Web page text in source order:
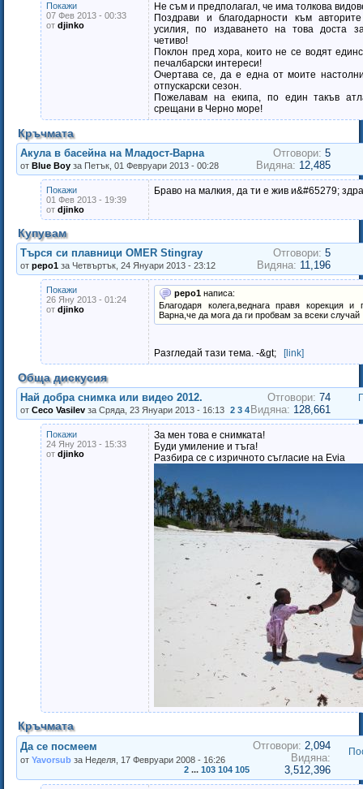
Покажи
07 Фев 2013 - 00:33
от djinko
Не съм и предполагал, че има толкова
Поздрави и благодарности към
усилия, по издаването на това доста
четиво!
Поклон пред хора, които не се водят
печалбарски интереси!
Очертава се, да е една от моите
отпускарски сезон.
Пожелавам на екипа, по един такъв
срещани в Черно море!
Кръчмата
Акула в басейна на Младост-Варна Отговори: 5
Видяна: 12,485
от Blue Boyза Петък, 01 Февруари 2013 - 00:28
Покажи
01 Фев 2013 - 19:39
от djinko
Браво на малкия, да ти е жив и&#65279;
Купувам
Търся си плавници OMER Stingray Отговори: 5
Видяна: 11,196
от pepo1за Четвъртък, 24 Януари 2013 - 23:12
Покажи
26 Яну 2013 - 01:24
от djinko
pepo1 написа:
Благодаря колега,веднага правя корекция
Варна,че да мога да ги пробвам за всеки случай
Разгледай тази тема. -&gt; [link]
Обща дискусия
Най добра снимка или видео 2012. Отговори: 74
Видяна: 128,661
от Ceco Vasilevза Сряда, 23 Януари 2013 - 16:13 2 3 4
Покажи
24 Яну 2013 - 15:33
от djinko
За мен това е снимката!
Буди умиление и тъга!
Разбира се с изричното съгласие на Evia
Кръчмата
Да се посмеем Отговори: 2,094
Видяна:
3,512,396
от Yavorsubза Неделя, 17 Февруари 2008 - 16:26
2... 103 104 105